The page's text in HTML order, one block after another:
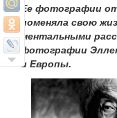
Ее фотографии
поменяла свою
ментальными
фотографии
и Европы.